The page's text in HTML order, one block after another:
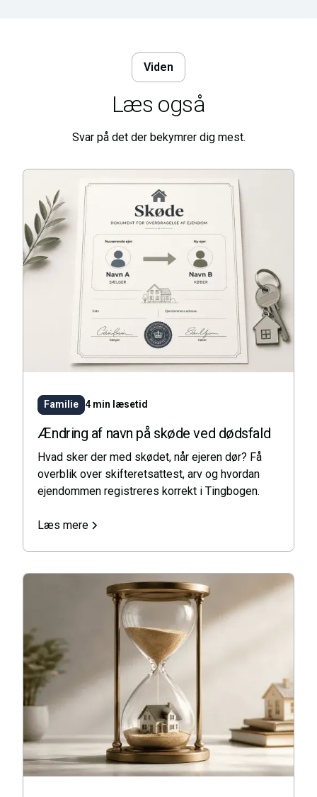
Viden
Læs også
Svar på det der bekymrer dig mest.
Familie 4 min læsetid
Ændring af navn på skøde ved dødsfald
Hvad sker der med skødet, når ejeren dør? Få
overblik over skifteretsattest, arv og hvordan
ejendommen registreres korrekt i Tingbogen.
Læs mere